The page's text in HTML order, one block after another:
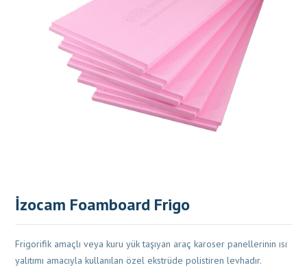
İzocam Foamboard Frigo
Frigorifik amaçlı veya kuru yük taşıyan araç karoser panellerinin ısı
yalıtımı amacıyla kullanılan özel ekstrüde polistiren levhadır.